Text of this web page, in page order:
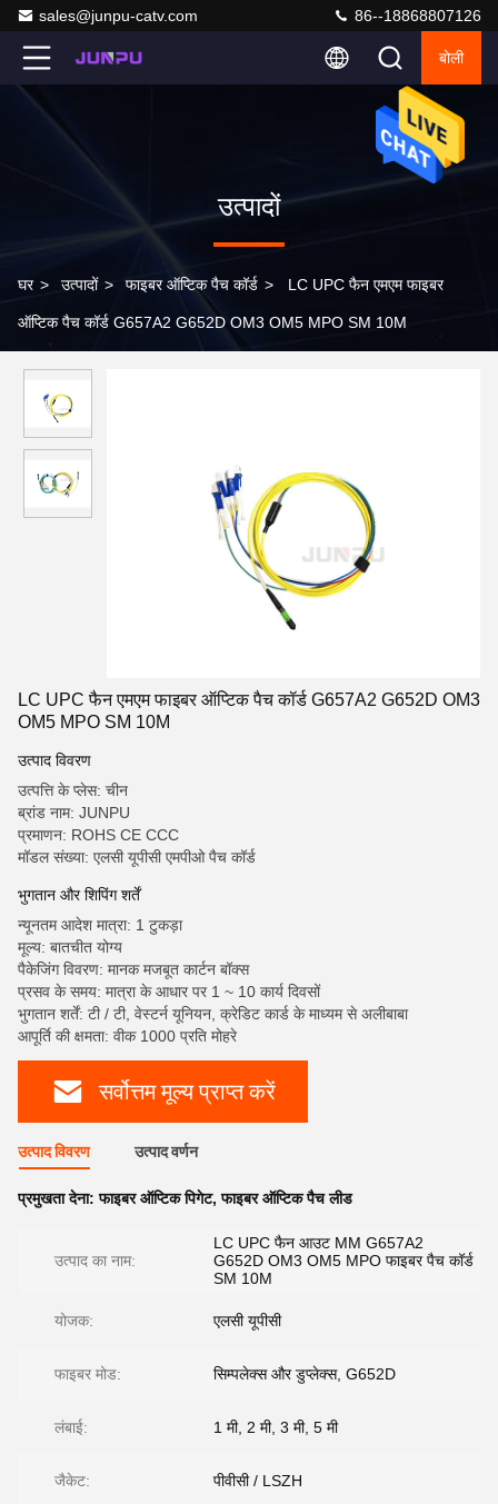
sales@junpu-catv.com 86--18868807126
बोली
उत्पादों
घर > उत्पादों > फाइबर ऑप्टिक पैच कॉर्ड > LC UPC फैन एमएम फाइबर
ऑप्टिक पैच कॉर्ड G657A2 G652D OM3 OM5 MPO SM 10M
LC UPC फैन एमएम फाइबर ऑप्टिक पैच कॉर्ड G657A2 G652D OM3
OM5 MPO SM 10M
उत्पाद विवरण
उत्पत्ति के प्लेस: चीन
ब्रांड नाम: JUNPU
प्रमाणन: ROHS CE CCC
मॉडल संख्या: एलसी यूपीसी एमपीओ पैच कॉर्ड
भुगतान और शिपिंग शर्तें
न्यूनतम आदेश मात्रा: 1 टुकड़ा
मूल्य: बातचीत योग्य
पैकेजिंग विवरण: मानक मजबूत कार्टन बॉक्स
प्रसव के समय: मात्रा के आधार पर 1 ~ 10 कार्य दिवसों
भुगतान शर्तें: टी / टी, वेस्टर्न यूनियन, क्रेडिट कार्ड के माध्यम से अलीबाबा
आपूर्ति की क्षमता: वीक 1000 प्रति मोहरे
सर्वोत्तम मूल्य प्राप्त करें
उत्पाद विवरण उत्पाद वर्णन
प्रमुखता देना:फाइबर ऑप्टिक पिगेट,फाइबर ऑप्टिक पैच लीड
उत्पाद का नाम:
LC UPC फैन आउट MM G657A2
G652D OM3 OM5 MPO फाइबर पैच कॉर्ड
SM 10M
योजक: एलसी यूपीसी
फाइबर मोड: सिम्पलेक्स और डुप्लेक्स, G652D
लंबाई: 1 मी, 2 मी, 3 मी, 5 मी
जैकेट: पीवीसी / LSZH